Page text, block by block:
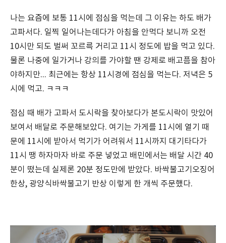
나는 요즘에 보통 11시에 점심을 먹는데 그 이유는 하도 배가
고파서다. 일찍 일어나는데다가 아침을 안먹다 보니까 오전
10시만 되도 벌써 꼬르륵 거리고 11시 정도에 밥을 먹고 있다.
물론 나중에 일가거나 강의를 가야할 땐 강제로 배고픔을 참아
야하지만... 최근에는 항상 11시경에 점심을 먹는다. 저녁은 5
시에 먹고. ㅋㅋㅋ
점심 때 배가 고파서 도시락을 찾아보다가 본도시락이 맛있어
보여서 배달로 주문해보았다. 여기는 가게를 11시에 열기 때
문에 11시에 받아서 먹기가 어려워서 11시까지 대기타다가
11시 땡 하자마자 바로 주문 넣었고 배민에서는 배달 시간 40
분이 떴는데 실제론 20분 정도만에 받았다. 바싹불고기오징어
한상, 광양식바싹불고기 반상 이렇게 한 개씩 주문했다.